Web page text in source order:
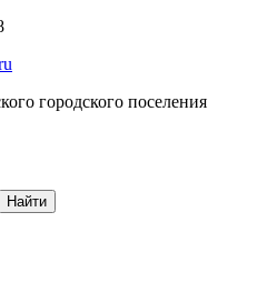
городского поселения